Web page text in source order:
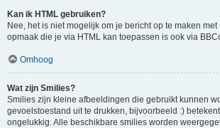
Kan ik HTML gebruiken?
Nee, het is niet mogelijk om je bericht op te maken
opmaak die je via HTML kan toepassen is ook via
Omhoog
Wat zijn Smilies?
Smilies zijn kleine afbeeldingen die gebruikt kunnen
gevoelstoestand uit te drukken, bijvoorbeeld :)
ongelukkig. Alle beschikbare smilies worden